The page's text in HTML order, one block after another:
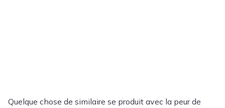
Quelque chose de similaire se produit avec la peur de